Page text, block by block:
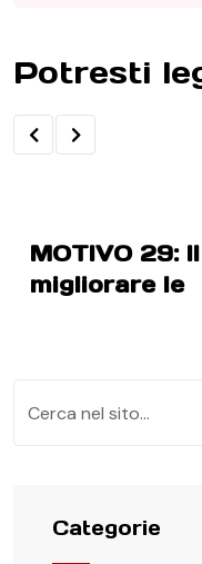
Potresti
MOTIVO 29:
migliorare le
Categorie